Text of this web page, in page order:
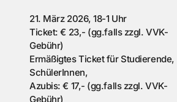
21. März 2026, 18-1 Uhr
Ticket: € 23,- (gg.falls zzgl. VVK-
Gebühr)
Ermäßigtes Ticket für Studierende,
SchülerInnen,
Azubis: € 17,- (gg.falls zzgl. VVK-
Gebühr)